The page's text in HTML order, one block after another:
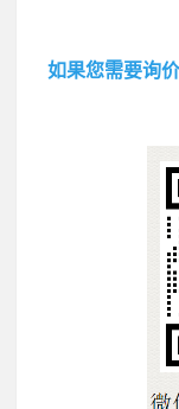
如果您需要询